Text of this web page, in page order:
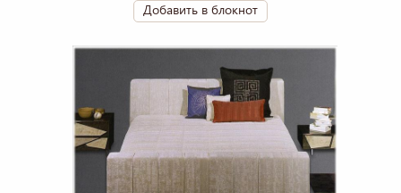
Добавить в блокнот